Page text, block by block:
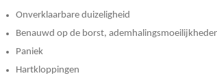
Onverklaarbare duizeligheid
Benauwd op de borst,
Paniek
Hartkloppingen